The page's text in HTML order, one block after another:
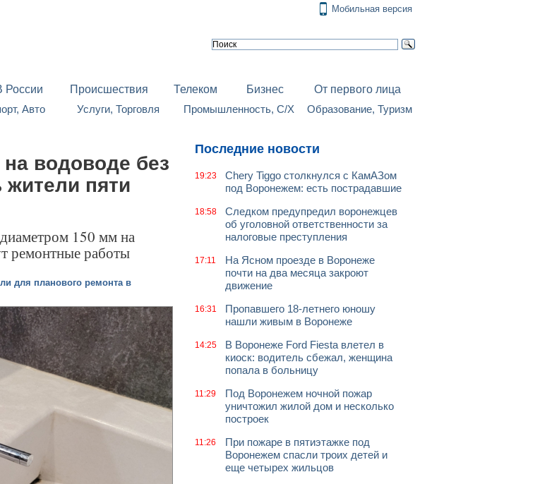
Мобильная версия
России Происшествия Телеком Бизнес
От первого лица
Авто Услуги, Торговля Промышленность, С/Х Образование, Туризм
водоводе без
пяти
150 мм на
ремонтные работы
для планового ремонта в
Последние новости
19:23
Chery Tiggo столкнулся с КамАЗом
под Воронежем: есть пострадавшие
18:58
Следком предупредил воронежцев
об уголовной ответственности за
налоговые преступления
17:11
На Ясном проезде в Воронеже
почти на два месяца закроют
движение
16:31
Пропавшего 18-летнего юношу
нашли живым в Воронеже
14:25
В Воронеже Ford Fiesta влетел в
киоск: водитель сбежал, женщина
попала в больницу
11:29
Под Воронежем ночной пожар
уничтожил жилой дом и несколько
построек
11:26
При пожаре в пятиэтажке под
Воронежем спасли троих детей и
еще четырех жильцов